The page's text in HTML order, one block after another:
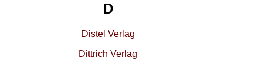
D
Distel Verlag
Dittrich Verlag